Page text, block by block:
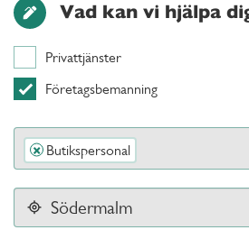
Vad kan vi hjälpa
Privattjänster
Företagsbemanning
× Butikspersonal